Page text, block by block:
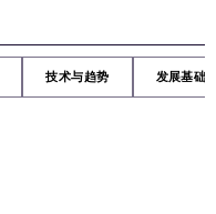
技术与趋势 发展基础